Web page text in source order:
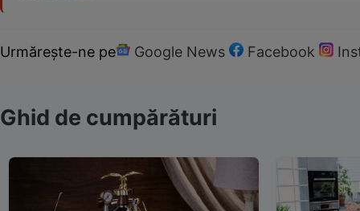
Urmărește-ne pe Google News Facebook
Ghid de cumpărături